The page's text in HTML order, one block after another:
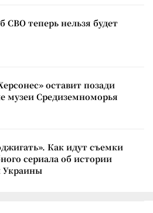
СВО теперь нельзя будет
оставит позади
музеи Средиземноморья
Как идут съемки
сериала об истории
Украины